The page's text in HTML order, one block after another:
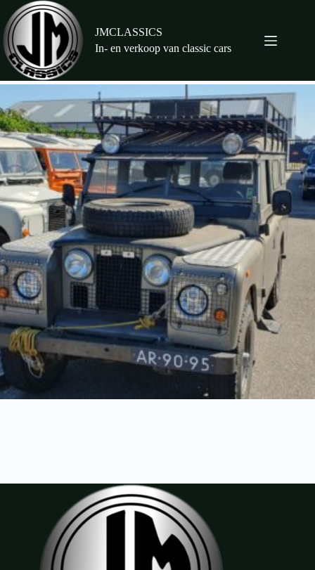
naar
de
inhoud
JMCLASSICS
In- en verkoop van classic cars